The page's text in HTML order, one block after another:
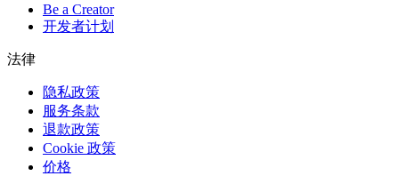
Be a Creator
开发者计划
法律
隐私政策
服务条款
退款政策
Cookie 政策
价格